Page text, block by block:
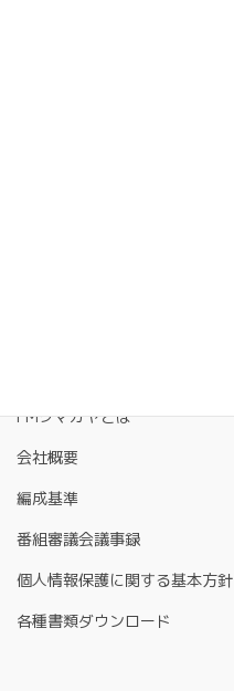
FMクマガヤとは
会社概要
編成基準
番組審議会議事録
個人情報保護に関する基本方針
各種書類ダウンロード